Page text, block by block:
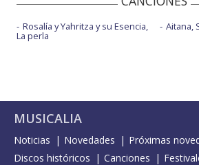
Rosalía y Yahritza y su Esencia,
La perla
Aitana,
MUSICALIA
Noticias Novedades
Próximas
Discos históricos
Canciones